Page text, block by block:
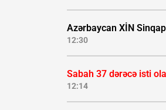
Azərbaycan XİN
12:30
Sabah 37 dərəcə isti
12:14